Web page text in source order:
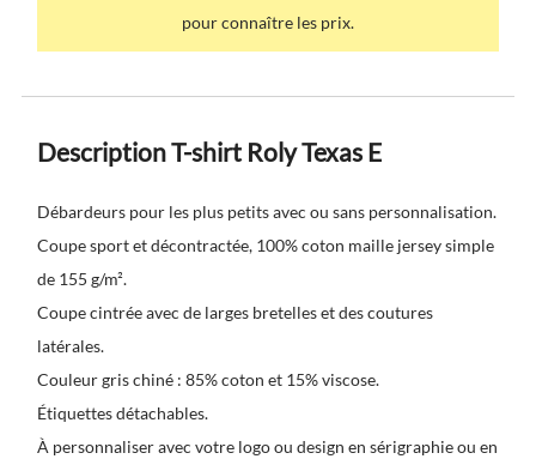
pour connaître les prix.
Description T-shirt Roly Texas E
Débardeurs pour les plus petits avec ou sans personnalisation.
Coupe sport et décontractée, 100% coton maille jersey simple
de 155 g/m².
Coupe cintrée avec de larges bretelles et des coutures
latérales.
Couleur gris chiné : 85% coton et 15% viscose.
Étiquettes détachables.
À personnaliser avec votre logo ou design en sérigraphie ou en